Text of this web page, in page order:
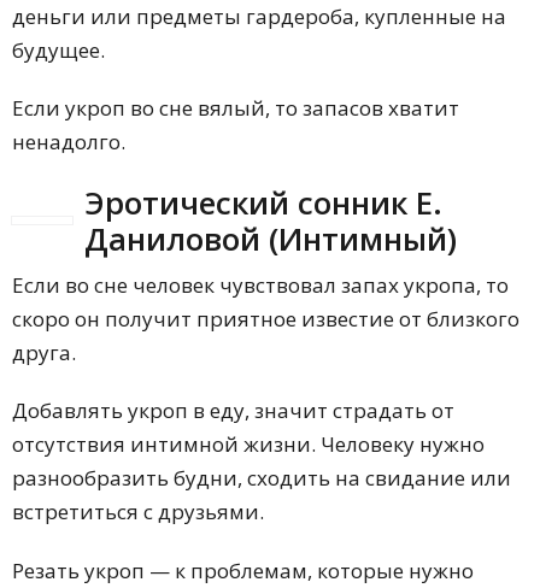
деньги или предметы гардероба, купленные на
будущее.
Если укроп во сне вялый, то запасов хватит
ненадолго.
Эротический сонник Е.
Даниловой (Интимный)
Если во сне человек чувствовал запах укропа, то
скоро он получит приятное известие от близкого
друга.
Добавлять укроп в еду, значит страдать от
отсутствия интимной жизни. Человеку нужно
разнообразить будни, сходить на свидание или
встретиться с друзьями.
Резать укроп — к проблемам, которые нужно